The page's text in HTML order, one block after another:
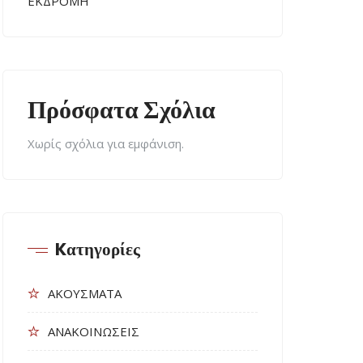
Πρόσφατα Σχόλια
Χωρίς σχόλια για εμφάνιση.
Kατηγορίες
ΑΚΟΥΣΜΑΤΑ
ΑΝΑΚΟΙΝΩΣΕΙΣ